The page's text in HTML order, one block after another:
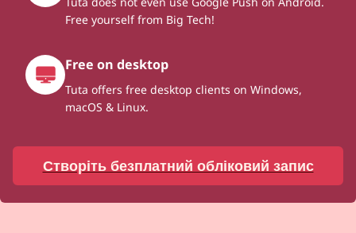
Free yourself from Big Tech!
Free on desktop
Tuta offers free desktop clients on Windows,
macOS & Linux.
Створіть безплатний обліковий запис